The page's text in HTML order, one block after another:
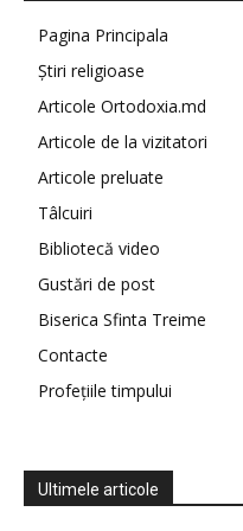
Pagina Principala
Știri religioase
Articole Ortodoxia.md
Articole de la vizitatori
Articole preluate
Tâlcuiri
Bibliotecă video
Gustări de post
Biserica Sfinta Treime
Contacte
Profețiile timpului
Ultimele articole